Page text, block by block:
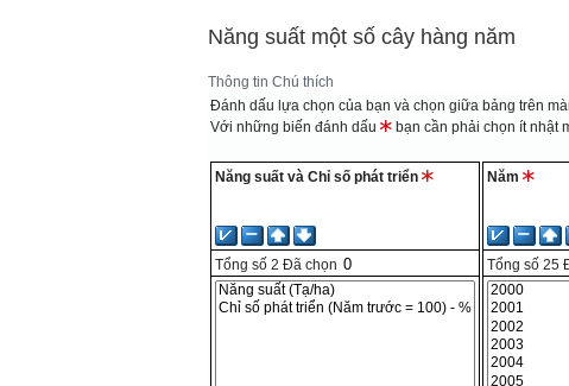
Năng suất một số cây hàng năm
Thông tin Chú thích
Đánh dấu lựa chọn của bạn và chọn giữa bảng trên
Với những biến đánh dấu
bạn cần phải chọn ít nhật
Năng suất và Chỉ số phát triển
Tổng số 2 Đã chọn
Năm
Tổng số 25